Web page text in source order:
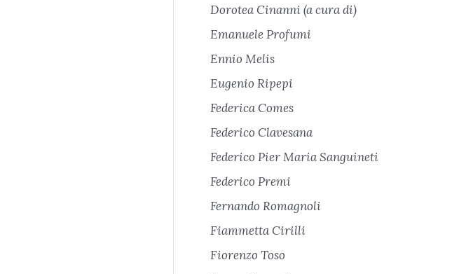
Dorotea Cinanni (a cura di)
Emanuele Profumi
Ennio Melis
Eugenio Ripepi
Federica Comes
Federico Clavesana
Federico Pier Maria Sanguineti
Federico Premi
Fernando Romagnoli
Fiammetta Cirilli
Fiorenzo Toso